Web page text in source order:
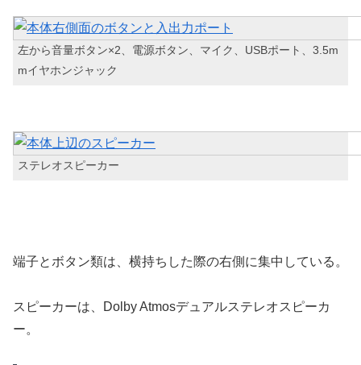
左から音量ボタン×2、電源ボタン、マイク、USBポート、3.5m
mイヤホンジャック
ステレオスピーカー
端子とボタン類は、横持ちした際の右側に集中している。
スピーカーは、Dolby Atmosデュアルステレオスピーカ
ー。